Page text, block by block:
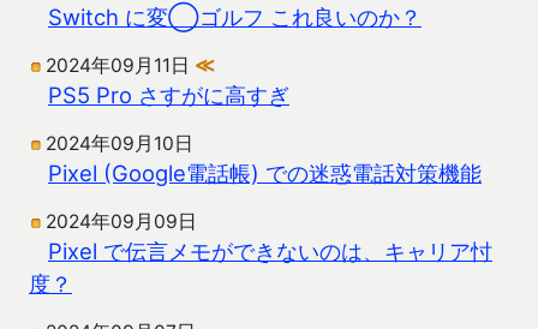
Switch に変◯ゴルフ これ良いのか？
2024年09月11日 ≪
PS5 Pro さすがに高すぎ
2024年09月10日
Pixel (Google電話帳) での迷惑電話対策機能
2024年09月09日
Pixel で伝言メモができないのは、キャリア忖
度？